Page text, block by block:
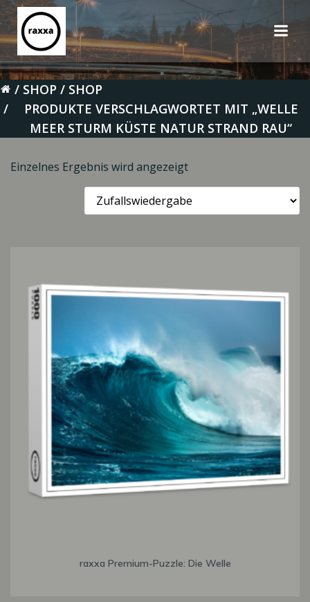
Inhalt
springen
SHOP
SHOP
PRODUKTE VERSCHLAGWORTET MIT „WELLE
MEER STURM KÜSTE NATUR STRAND RAU“
Einzelnes Ergebnis wird angezeigt
raxxa Premium-Puzzle: Die Welle